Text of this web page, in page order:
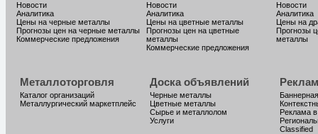
Новости
Аналитика
Цены на черные металлы
Прогнозы цен на черные металлы
Коммерческие предложения
Новости
Аналитика
Цены на цветные металлы
Прогнозы цен на цветные
металлы
Коммерческие предложения
Новости
Аналитика
Цены на
Прогнозы
металлы
Металлоторговля
Каталог организаций
Металлургический маркетплейс
Доска объявлений
Черные металлы
Цветные металлы
Сырье и металлолом
Услуги
Реклама
Classified